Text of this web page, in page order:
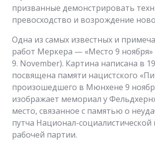
призванные демонстрировать
превосходство и возрождение
Одна из самых известных и
работ Меркера — «Место 9 ноября»
9. November). Картина написана в
посвящена памяти нацистского
произошедшего в Мюнхене 9
изображает мемориал у
место, связанное с памятью о
путча Национал-
рабочей партии.